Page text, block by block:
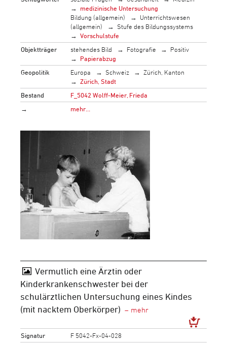
medizinische Untersuchung
Bildung (allgemein)
Unterrichtswesen
(allgemein)
Stufe des Bildungssystems
Vorschulstufe
Objektträger
stehendes Bild Fotografie
Positiv
Papierabzug
Geopolitik
Europa Schweiz
Zürich, Kanton
Zürich, Stadt
Bestand
F_5042 Wolff-Meier, Frieda
→
mehr…
Vermutlich eine Ärztin oder
Kinderkrankenschwester bei der
schulärztlichen Untersuchung eines Kindes
(mit nacktem Oberkörper)
Signatur
F 5042-Fx-04-028